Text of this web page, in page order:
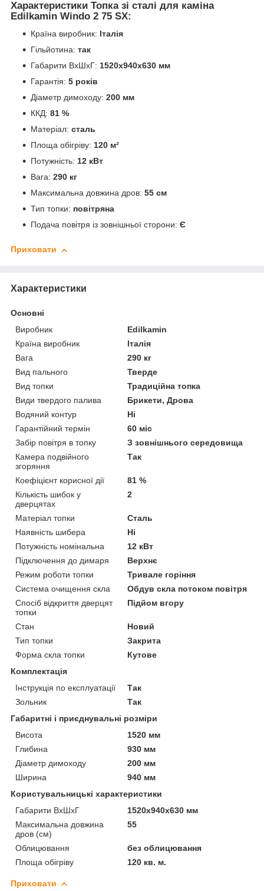
Характеристики Топка зі сталі для каміна
Edilkamin Windo 2 75 SX:
Країна виробник: Італія
Гільйотина: так
Габарити ВxШxГ: 1520х940х630 мм
Гарантія: 5 років
Діаметр димоходу: 200 мм
ККД: 81 %
Матеріал: сталь
Площа обігріву: 120 м²
Потужність: 12 кВт
Вага: 290 кг
Максимальна довжина дров: 55 см
Тип топки: повітряна
Подача повітря із зовнішньої сторони: Є
Приховати
Характеристики
Основні
Виробник
Edilkamin
Країна виробник
Італія
Вага
290 кг
Вид пального
Тверде
Вид топки
Традиційна топка
Види твердого палива
Брикети, Дрова
Водяний контур
Ні
Гарантійний термін
60 міс
Забір повітря в топку
З зовнішнього середовища
Камера подвійного
згоряння
Так
Коефіцієнт корисної дії
81 %
Кількість шибок у
дверцятах
2
Матеріал топки
Сталь
Наявність шибера
Ні
Потужність номінальна
12 кВт
Підключення до димаря
Верхнє
Режим роботи топки
Тривале горіння
Система очищення скла
Обдув скла потоком повітря
Спосіб відкриття дверцят
топки
Підйом вгору
Стан
Новий
Тип топки
Закрита
Форма скла топки
Кутове
Комплектація
Інструкція по експлуатації
Так
Зольник
Так
Габаритні і приєднувальні розміри
Висота
1520 мм
Глибина
930 мм
Діаметр димоходу
200 мм
Ширина
940 мм
Користувальницькі характеристики
Габарити ВхШхГ
1520х940х630 мм
Максимальна довжина
дров (см)
55
Облицювання
без облицювання
Площа обігріву
120 кв. м.
Приховати